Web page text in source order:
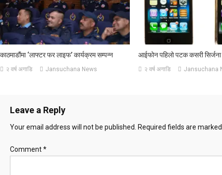
काठमाडौंमा ‘लाफ्टर फर लाइफ’ कार्यक्रम सम्पन्न
२ वर्ष अगाडि Jansuchana News
आईफोन पहिलो पटक कसरी सिर्जना
२ वर्ष अगाडि Jansuchana
Leave a Reply
Your email address will not be published. Required fields are
Comment*